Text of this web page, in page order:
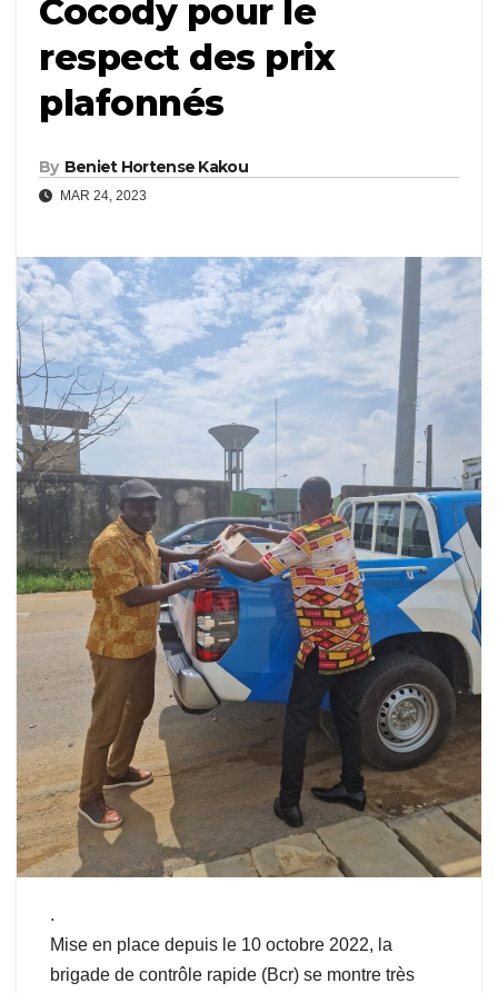
Cocody pour le
respect des prix
plafonnés
By Beniet Hortense Kakou
MAR 24, 2023
.
Mise en place depuis le 10 octobre 2022, la
brigade de contrôle rapide (Bcr) se montre très